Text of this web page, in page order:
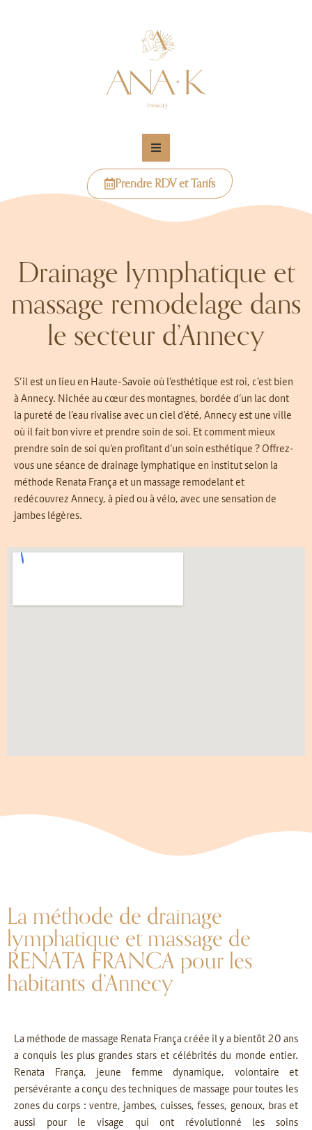
Prendre RDV et Tarifs
Drainage lymphatique et
massage remodelage dans
le secteur d’Annecy
S’il est un lieu en Haute-Savoie où l’esthétique est roi, c’est bien
à Annecy. Nichée au cœur des montagnes, bordée d’un lac dont
la pureté de l’eau rivalise avec un ciel d’été, Annecy est une ville
où il fait bon vivre et prendre soin de soi. Et comment mieux
prendre soin de soi qu’en profitant d’un soin esthétique ? Offrez-
vous une séance de drainage lymphatique en institut selon la
méthode Renata França et un massage remodelant et
redécouvrez Annecy, à pied ou à vélo, avec une sensation de
jambes légères.
La méthode de drainage
lymphatique et massage de
RENATA FRANCA pour les
habitants d’Annecy
La méthode de massage Renata França créée il y a bientôt 20 ans
a conquis les plus grandes stars et célébrités du monde entier.
Renata França, jeune femme dynamique, volontaire et
persévérante a conçu des techniques de massage pour toutes les
zones du corps : ventre, jambes, cuisses, fesses, genoux, bras et
aussi pour le visage qui ont révolutionné les soins